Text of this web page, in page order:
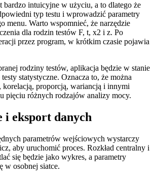
bardzo intuicyjne w użyciu, a to dlatego że
typ testu i wprowadzić parametry
menu. Warto wspomnieć, że narzędzie
dla rodzin testów F, t, x2 i z. Po
przez program, w krótkim czasie pojawia
rodziny testów, aplikacja będzie w stanie
statystyczne. Oznacza to, że można
korelacją, proporcją, wariancją i innymi
pięciu różnych rodzajów analizy mocy.
i eksport danych
parametrów wejściowych wystarczy
aby uruchomić proces. Rozkład centralny i
się będzie jako wykres, a parametry
w osobnej siatce.